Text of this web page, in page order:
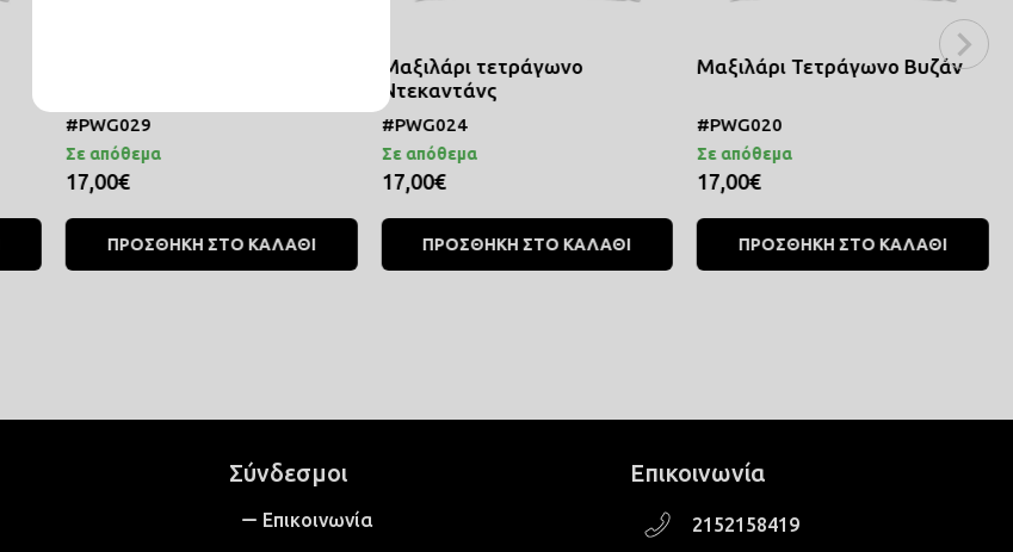
#PWG029
Σε απόθεμα
17,00€
ΠΡΟΣΘΗΚΗ ΣΤΟ ΚΑΛΑΘΙ
Μαξιλάρι τετράγωνο
Ντεκαντάνς
#PWG024
Σε απόθεμα
17,00€
ΠΡΟΣΘΗΚΗ ΣΤΟ ΚΑΛΑΘΙ
Μαξιλάρι Τετράγωνο Βυζάν
#PWG020
Σε απόθεμα
17,00€
ΠΡΟΣΘΗΚΗ ΣΤΟ ΚΑΛΑΘΙ
Σύνδεσμοι
Επικοινωνία
Επικοινωνία
2152158419